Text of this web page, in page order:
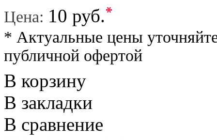
Цена: 10 руб.*
* Актуальные цены
публичной офертой
В корзину
В закладки
В сравнение